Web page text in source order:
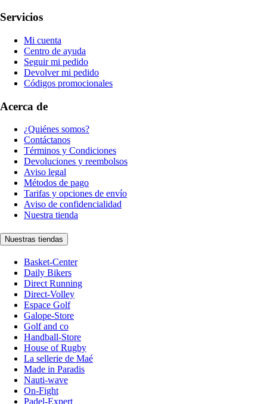
Servicios
Mi cuenta
Centro de ayuda
Seguir mi pedido
Devolver mi pedido
Códigos promocionales
Acerca de
¿Quiénes somos?
Contáctanos
Términos y Condiciones
Devoluciones y reembolsos
Aviso legal
Métodos de pago
Tarifas y opciones de envío
Aviso de confidencialidad
Nuestra tienda
Nuestras tiendas
Basket-Center
Daily Bikers
Direct Running
Direct-Volley
Espace Golf
Galope-Store
Golf and co
Handball-Store
House of Rugby
La sellerie de Maé
Made in Paradis
Nauti-wave
On-Fight
Padel-Expert